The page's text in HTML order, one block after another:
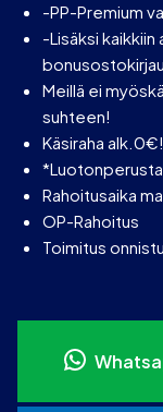
-PP-Premium
-Lisäksi
Meillä ei
suhteen!
Käsiraha alk.0€!
Rahoitusaika
OP-Rahoitus
Toimitus